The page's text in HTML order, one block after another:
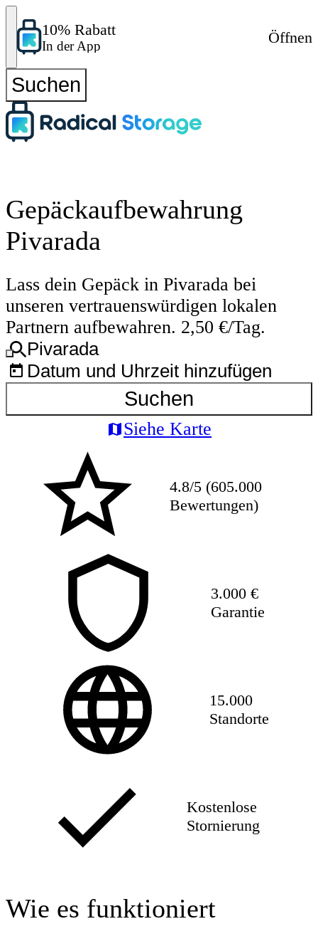
10% Rabatt
In der App
Öffnen
Suchen
Gepäckaufbewahrung
Pivarada
Lass dein Gepäck in Pivarada bei
unseren vertrauenswürdigen lokalen
Partnern aufbewahren. 2,50 €/Tag.
Pivarada
Datum und Uhrzeit hinzufügen
Suchen
Siehe Karte
4.8/5 (605.000
Bewertungen)
3.000 €
Garantie
15.000
Standorte
Kostenlose
Stornierung
Wie es funktioniert